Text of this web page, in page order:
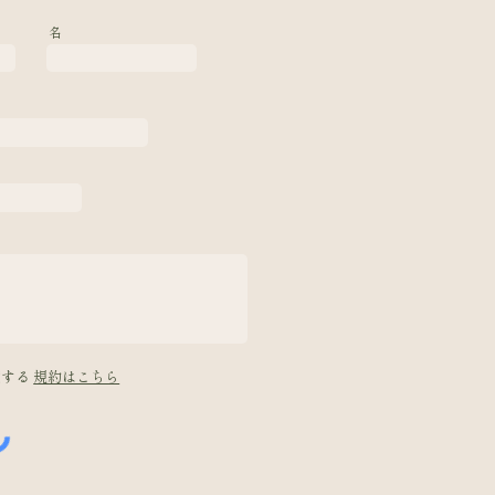
名
る 規約はこちら